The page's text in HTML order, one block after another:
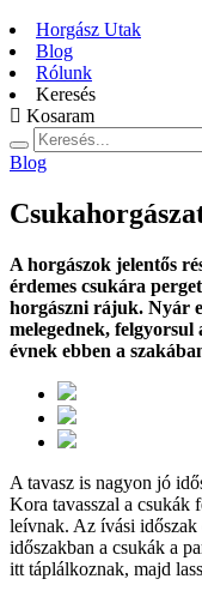
Horgász Utak
Blog
Rólunk
Keresés
Kosaram
Blog
A horgászok jelentős
érdemes csukára
horgászni rájuk. Nyár
melegednek, felgyorsul
évnek ebben a
A tavasz is nagyon jó
Kora tavasszal a csukák
leívnak. Az ívási időszak
időszakban a csukák a
itt táplálkoznak, majd